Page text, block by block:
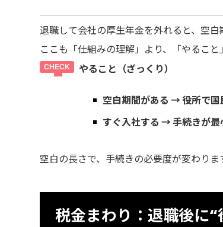
退職して会社の厚生年金を外れると、空
ここも「仕組みの理解」より、「やること
やること（ざっくり）
空白期間がある → 役所で
すぐ入社する → 手続きが最
空白の長さで、手続きの必要度が変わりま
税金まわり：退職後に